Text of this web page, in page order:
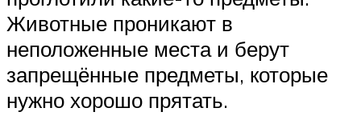
Животные проникают в
неположенные места и берут
запрещённые предметы, которые
нужно хорошо прятать.